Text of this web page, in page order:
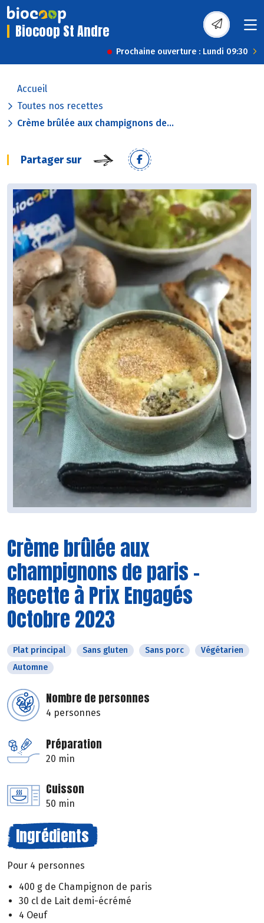
Biocoop St Andre
Prochaine ouverture : Lundi 09:30
Accueil
Toutes nos recettes
Crème brûlée aux champignons de...
Partager sur
Crème brûlée aux
champignons de paris -
Recette à Prix Engagés
Octobre 2023
Plat principal Sans gluten Sans porc
Végétarien
Automne
Nombre de personnes
4 personnes
Préparation
20 min
Cuisson
50 min
Ingrédients
Pour 4 personnes
400 g de Champignon de paris
30 cl de Lait demi-écrémé
4 Oeuf